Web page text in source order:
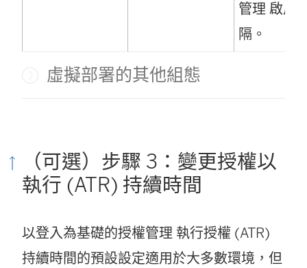
管理 啟用
隔。
虛擬部署的其他組態
（可選）步驟 3：變更授權以
執行 (ATR) 持續時間
以登入為基礎的授權管理 執行授權 (ATR)
持續時間的預設設定適用於大多數環境，但